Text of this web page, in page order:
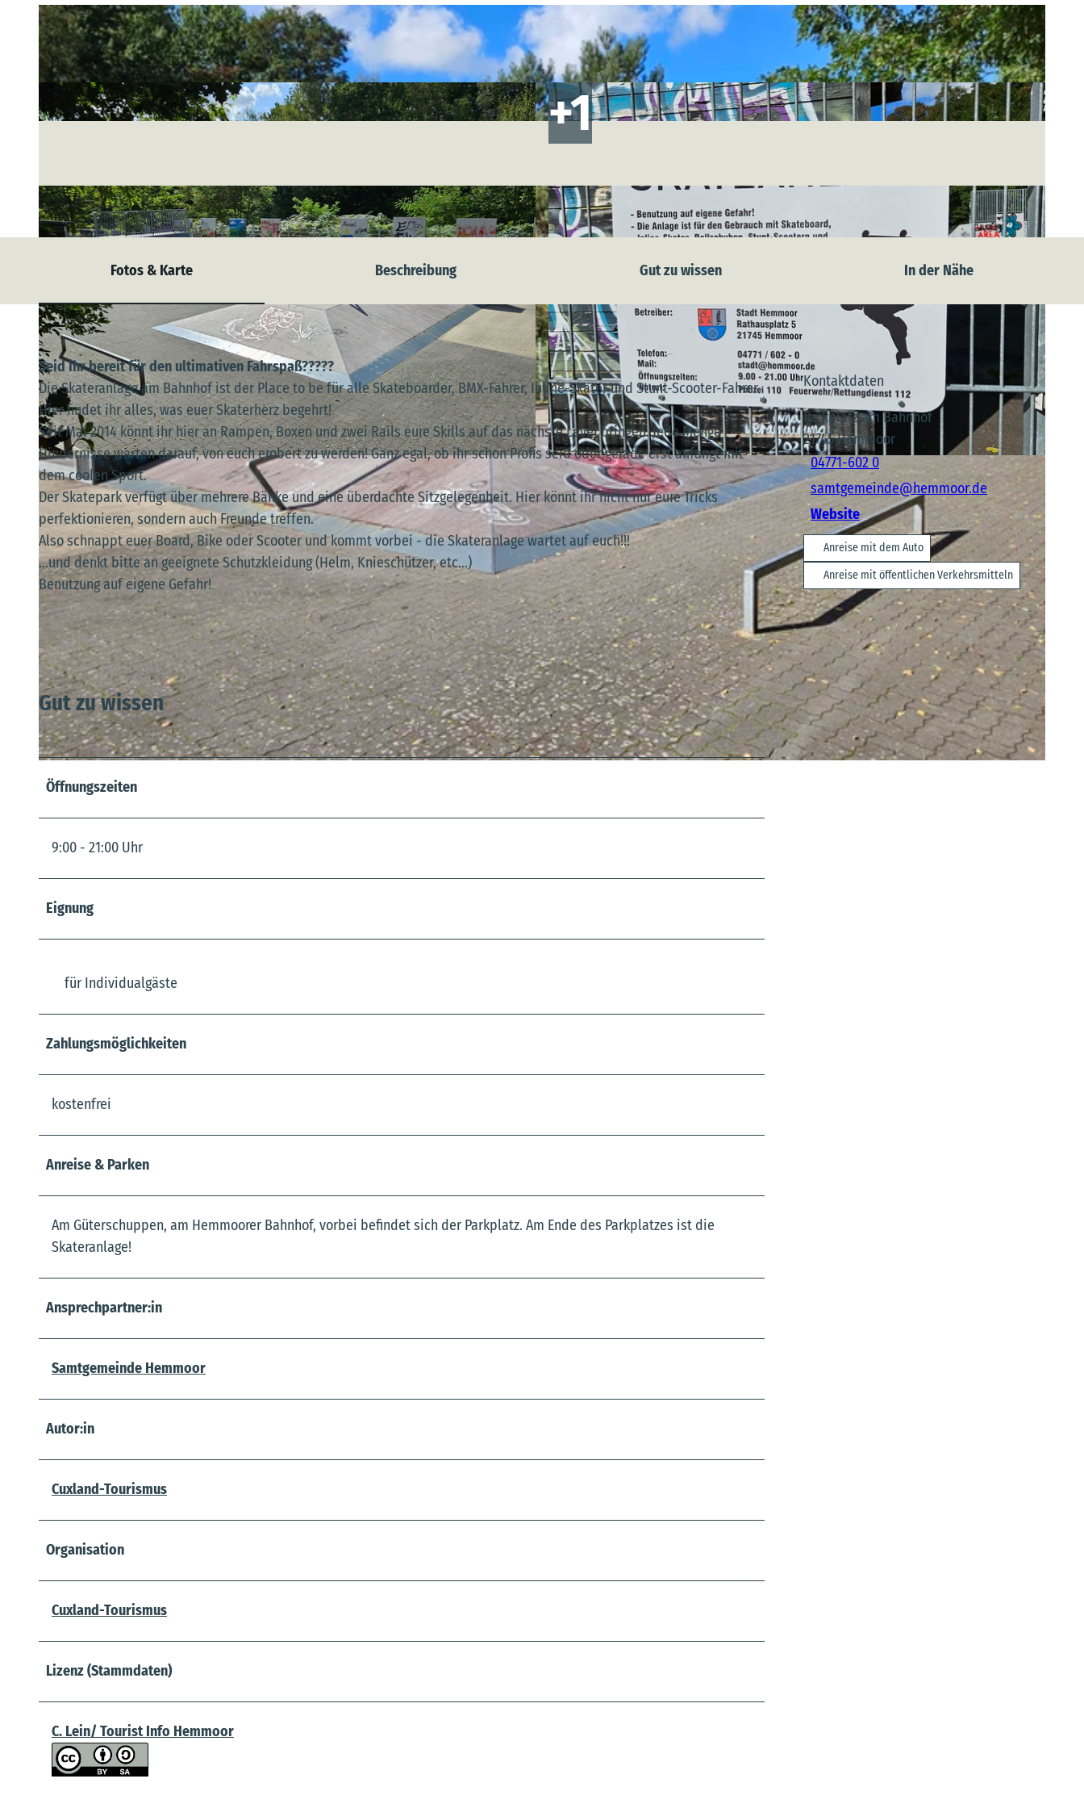
© M. Witt | © M. Witt |CC-BY-SA
Fotos & Karte Beschreibung Gut zu wissen In der Nähe
Seid ihr bereit für den ultimativen Fahrspaß?????
Die Skateranlage am Bahnhof ist der Place to be für alle Skateboarder, BMX-Fahrer, Inline-Skater und Stunt-Scooter-Fahrer.
Hier findet ihr alles, was euer Skaterherz begehrt!
Seit Mai 2014 könnt ihr hier an Rampen, Boxen und zwei Rails eure Skills auf das nächste Level bringen. Jede Menge
Hindernisse warten darauf, von euch erobert zu werden! Ganz egal, ob ihr schon Profis seid oder gerade erst anfangt mit
dem coolen Sport.
Der Skatepark verfügt über mehrere Bänke und eine überdachte Sitzgelegenheit. Hier könnt ihr nicht nur eure Tricks
perfektionieren, sondern auch Freunde treffen.
Also schnappt euer Board, Bike oder Scooter und kommt vorbei - die Skateranlage wartet auf euch!!!
...und denkt bitte an geeignete Schutzkleidung (Helm, Knieschützer, etc...)
Benutzung auf eigene Gefahr!
Gut zu wissen
Öffnungszeiten
9:00 - 21:00 Uhr
Eignung
für Individualgäste
Zahlungsmöglichkeiten
kostenfrei
Anreise & Parken
Am Güterschuppen, am Hemmoorer Bahnhof, vorbei befindet sich der Parkplatz. Am Ende des Parkplatzes ist die
Skateranlage!
Ansprechpartner:in
Samtgemeinde Hemmoor
Autor:in
Cuxland-Tourismus
Organisation
Cuxland-Tourismus
Lizenz (Stammdaten)
C. Lein/ Tourist Info Hemmoor
Kontaktdaten
Parkplatz am Bahnhof
21745Hemmoor
04771-602 0
samtgemeinde@hemmoor.de
Website
Anreise mit dem Auto
Anreise mit öffentlichen Verkehrsmitteln